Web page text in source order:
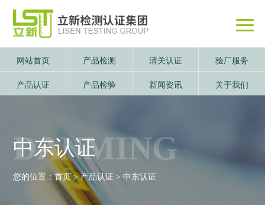
网站首页 产品检测 清关认证 验厂服务
产品认证 产品检验 新闻资讯 关于我们
DANMING
中东认证
您的位置：首页>产品认证 >中东认证